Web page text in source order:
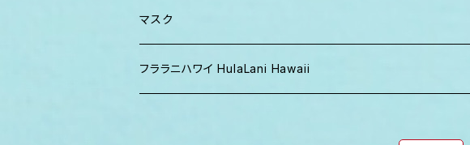
マスク
フララニハワイ HulaLani Hawaii